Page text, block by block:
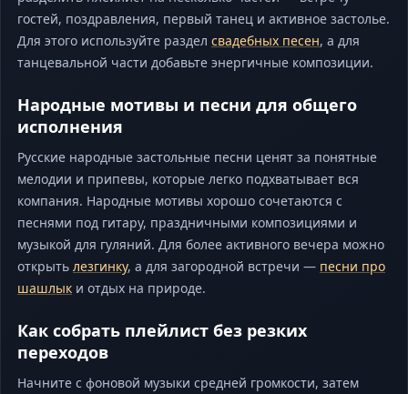
гостей, поздравления, первый танец и активное застолье.
Для этого используйте раздел свадебных песен, а для
танцевальной части добавьте энергичные композиции.
Народные мотивы и песни для общего
исполнения
Русские народные застольные песни ценят за понятные
мелодии и припевы, которые легко подхватывает вся
компания. Народные мотивы хорошо сочетаются с
песнями под гитару, праздничными композициями и
музыкой для гуляний. Для более активного вечера можно
открыть лезгинку, а для загородной встречи — песни про
шашлык и отдых на природе.
Как собрать плейлист без резких
переходов
Начните с фоновой музыки средней громкости, затем